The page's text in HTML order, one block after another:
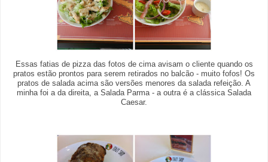
Essas fatias de pizza das fotos de cima avisam o cliente quando os
pratos estão prontos para serem retirados no balcão - muito fofos! Os
pratos de salada acima são versões menores da salada refeição. A
minha foi a da direita, a Salada Parma - a outra é a clássica Salada
Caesar.